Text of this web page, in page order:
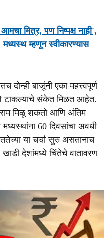
मित्र, पण निष्पक्ष नाही',
मध्यस्थ म्हणून स्वीकारण्यास
दोन्ही बाजूंनी एका महत्त्वपूर्ण
टाकल्याचे संकेत मिळत आहेत.
मिळू शकतो आणि अंतिम
मध्यस्थांना 60 दिवसांचा अवधी
या चर्चा सुरु असतानाच
देशांमध्ये चिंतेचे वातावरण